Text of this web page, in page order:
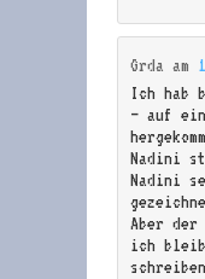
Grda am
Ich hab
– auf
Nadini
Nadini
Aber
ich